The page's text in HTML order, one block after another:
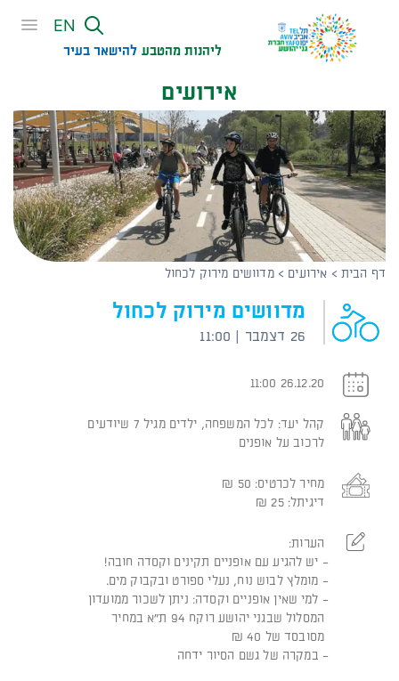
מַעֲרֶכֶת
נָגִישׁ
בִּקְלִיק
הַמְּסַיַּעַת
לִנְגִישׁוּת
הָאֲתָר.
EN
ליהנות מהטבע להישאר בעיר​
אירועים
דף הבית > אירועים >מדוושים מירוק לכחול
מדוושים מירוק לכחול
26 דצמבר | 11:00
26.12.20 11:00
קהל יעד:
לכל המשפחה, ילדים מגיל 7 שיודעים
לרכוב על אופנים
מחיר לכרטיס:
₪
דיגיתל: 25
₪
הערות:
יש להגיע עם אופניים תקינים וקסדה חובה!
מומלץ לבוש נוח, נעלי ספורט ובקבוק מים.
למי שאין אופניים וקסדה: ניתן לשכור ממועדון
המסלול שבגני יהושע רוקח 94 ת"א במחיר
מסובסד של 40 ₪
במקרה של גשם הסיור ידחה